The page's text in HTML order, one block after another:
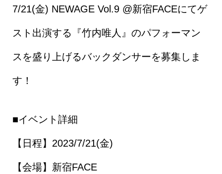
7/21(金) NEWAGE Vol.9 @新宿FACEにてゲ
スト出演する『竹内唯人』のパフォーマン
スを盛り上げるバックダンサーを募集しま
す！
■イベント詳細
【日程】2023/7/21(金)
【会場】新宿FACE